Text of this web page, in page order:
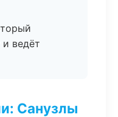
ведёт
Санузлы